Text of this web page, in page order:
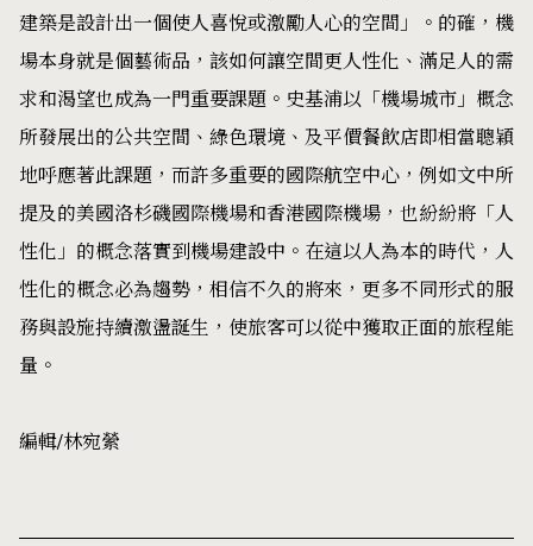
建築是設計出一個使人喜悅或激勵人心的空間」。的確，機
場本身就是個藝術品，該如何讓空間更人性化、滿足人的需
求和渴望也成為一門重要課題。史基浦以「機場城市」概念
所發展出的公共空間、綠色環境、及平價餐飲店即相當聰穎
地呼應著此課題，而許多重要的國際航空中心，例如文中所
提及的美國洛杉磯國際機場和香港國際機場，也紛紛將「人
性化」的概念落實到機場建設中。在這以人為本的時代，人
性化的概念必為趨勢，相信不久的將來，更多不同形式的服
務與設施持續激盪誕生，使旅客可以從中獲取正面的旅程能
量。
編輯/林宛縈